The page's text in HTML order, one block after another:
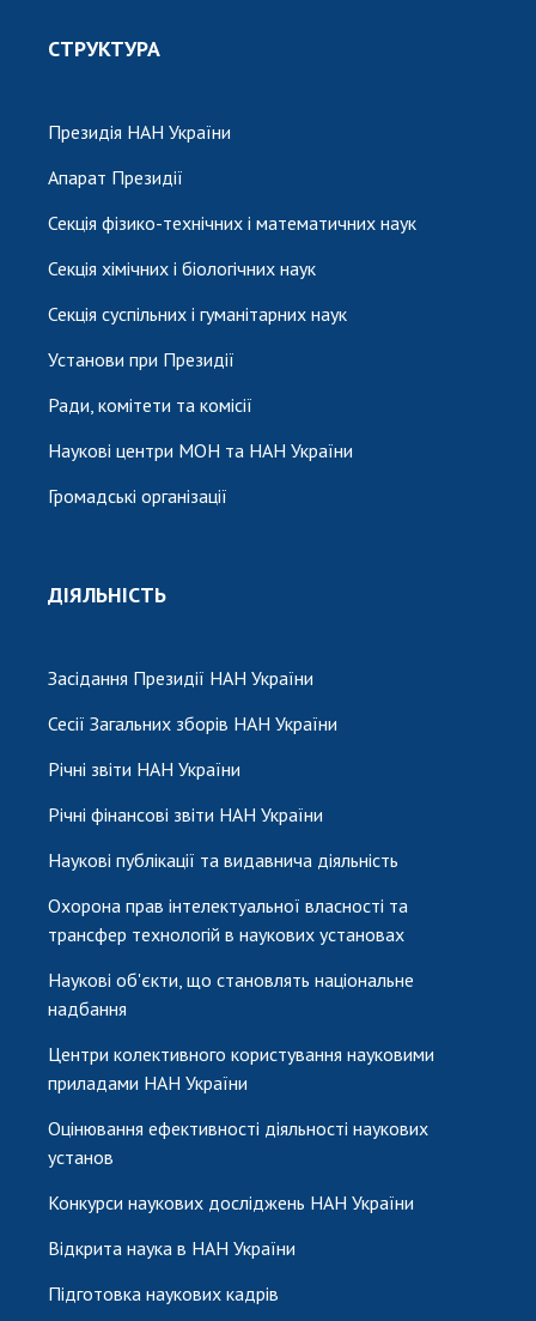
СТРУКТУРА
Президія НАН України
Апарат Президії
Секція фізико-технічних і математичних наук
Секція хімічних і біологічних наук
Секція суспільних і гуманітарних наук
Установи при Президії
Ради, комітети та комісії
Наукові центри МОН та НАН України
Громадські організації
ДІЯЛЬНІСТЬ
Засідання Президії НАН України
Сесії Загальних зборів НАН України
Річні звіти НАН України
Річні фінансові звіти НАН України
Наукові публікації та видавнича діяльність
Охорона прав інтелектуальної власності та
трансфер технологій в наукових установах
Наукові об'єкти, що становлять національне
надбання
Центри колективного користування науковими
приладами НАН України
Оцінювання ефективності діяльності наукових
установ
Конкурси наукових досліджень НАН України
Відкрита наука в НАН України
Підготовка наукових кадрів